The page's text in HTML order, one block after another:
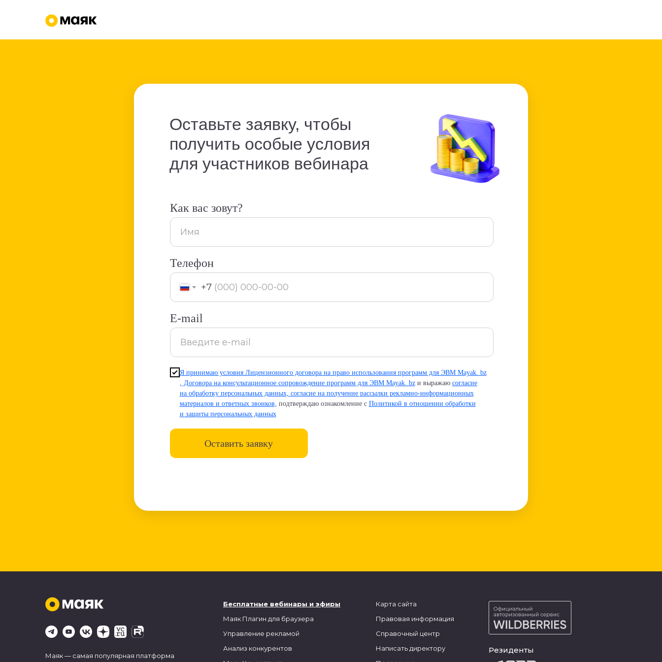
Как вас зовут?
Телефон
+7
E-mail
Я принимаю условия Лицензионного договора на право использования программ для ЭВМ Mayak. bz
Договора на консультационное сопровождение программ для ЭВМ Mayak. bzи выражаю согласие
на обработку персональных данных, согласие на получение рассылки рекламно-информационных
материалов и ответных звонков, подтверждаю ознакомление с Политикой в отношении обработки
и защиты персональных данных
Оставить заявку
Оставьте заявку, чтобы
получить особые условия
для участников вебинара
Бесплатные вебинары и эфиры
Маяк Плагин для браузера
Управление рекламой
Анализ конкурентов
Карта сайта
Правовая информация
Справочный центр
Написать директору
Резиденты
Маяк — самая популярная платформа